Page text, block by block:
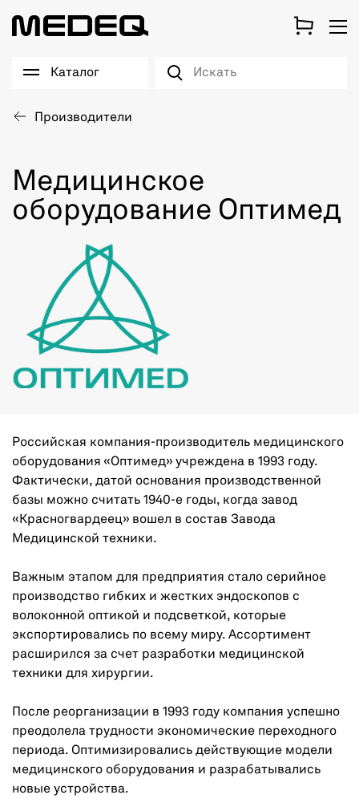
Каталог
Производители
Медицинское
оборудование Оптимед
Российская компания-производитель медицинского
оборудования «Оптимед» учреждена в 1993 году.
Фактически, датой основания производственной
базы можно считать 1940-е годы, когда завод
«Красногвардеец» вошел в состав Завода
Медицинской техники.
Важным этапом для предприятия стало серийное
производство гибких и жестких эндоскопов с
волоконной оптикой и подсветкой, которые
экспортировались по всему миру. Ассортимент
расширился за счет разработки медицинской
техники для хирургии.
После реорганизации в 1993 году компания успешно
преодолела трудности экономические переходного
периода. Оптимизировались действующие модели
медицинского оборудования и разрабатывались
новые устройства.